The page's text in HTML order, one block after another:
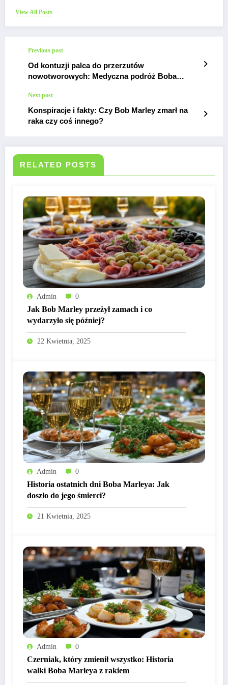
View All Posts
Previous post
Od kontuzji palca do przerzutów
nowotworowych: Medyczna podróż Boba
Next post
Konspiracje i fakty: Czy Bob Marley zmarł na
raka czy coś innego?
RELATED POSTS
Admin 0
Jak Bob Marley przeżył zamach i co
wydarzyło się później?
22 Kwietnia, 2025
Admin 0
Historia ostatnich dni Boba Marleya: Jak
doszło do jego śmierci?
21 Kwietnia, 2025
Admin 0
Czerniak, który zmienił wszystko: Historia
walki Boba Marleya z rakiem